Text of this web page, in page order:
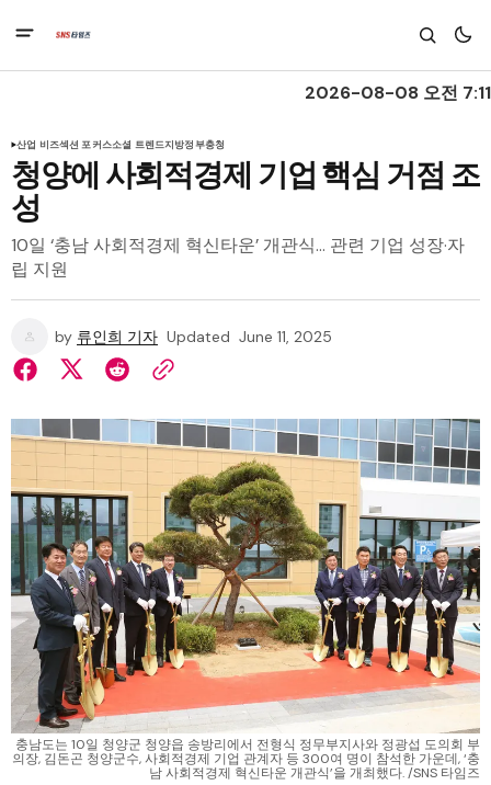
2026-08-08 오전 7:11
산업 비즈섹션 포커스소셜 트렌드지방정부충청
청양에 사회적경제 기업 핵심 거점 조
성
10일 ‘충남 사회적경제 혁신타운’ 개관식… 관련 기업 성장·자
립 지원
by 류인희 기자 Updated June 11, 2025
충남도는 10일 청양군 청양읍 송방리에서 전형식 정무부지사와 정광섭 도의회 부
의장, 김돈곤 청양군수, 사회적경제 기업 관계자 등 300여 명이 참석한 가운데, ‘충
남 사회적경제 혁신타운 개관식’을 개최했다. /SNS 타임즈